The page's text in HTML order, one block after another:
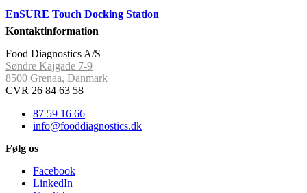
EnSURE Touch Docking Station
Kontaktinformation
Food Diagnostics A/S
Søndre Kajgade 7-9
8500 Grenaa, Danmark
CVR 26 84 63 58
87 59 16 66
info@fooddiagnostics.dk
Følg os
Facebook
LinkedIn